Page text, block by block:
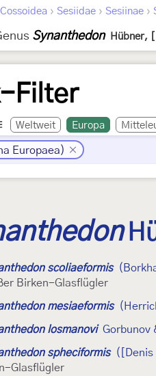
Cossoidea › Sesiidae › Sesiinae ›
Synanthedon Hübner,
Filter
Weltweit Europa
Europaea)
scoliaeformis
Birken-Glasflügler
mesiaeformis
losmanovi Gorbunov
spheciformis
([Denis
Glasflügler